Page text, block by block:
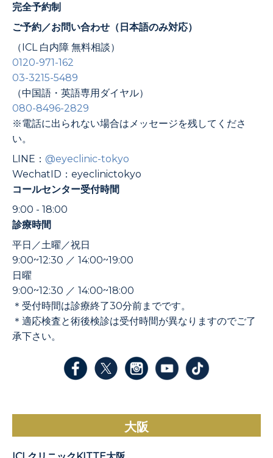
完全予約制
ご予約／お問い合わせ（日本語のみ対応）
（ICL 白内障 無料相談）
0120-971-162
03-3215-5489
（中国語・英語専用ダイヤル）
080-8496-2829
※電話に出られない場合はメッセージを残してくださ
い。
LINE： @eyeclinic-tokyo
WechatID：eyeclinictokyo
コールセンター受付時間
9:00 - 18:00
診療時間
平日／土曜／祝日
9:00~12:30 ／ 14:00~19:00
日曜
9:00~12:30 ／ 14:00~18:00
＊受付時間は診療終了30分前までです。
＊適応検査と術後検診は受付時間が異なりますのでご了
承下さい。
大阪